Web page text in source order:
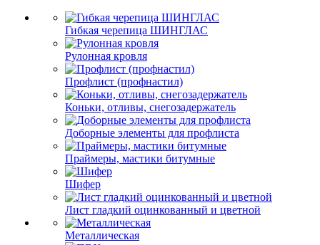
Гибкая черепица ШИНГЛАС
Рулонная кровля
Профлист (профнастил)
Коньки, отливы, снегозадержатель
Доборные элементы для профлиста
Праймеры, мастики битумные
Шифер
Лист гладкий оцинкованный и цветной
Металлическая